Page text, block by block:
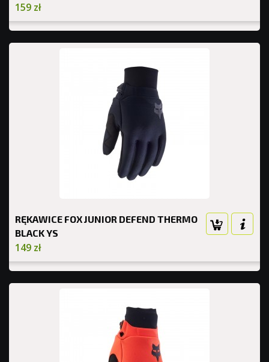
159 zł
RĘKAWICE FOX JUNIOR DEFEND THERMO
BLACK YS
149 zł